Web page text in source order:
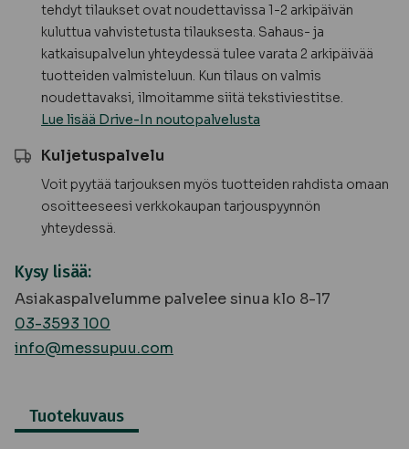
tehdyt tilaukset ovat noudettavissa 1-2 arkipäivän
kuluttua vahvistetusta tilauksesta. Sahaus- ja
katkaisupalvelun yhteydessä tulee varata 2 arkipäivää
tuotteiden valmisteluun. Kun tilaus on valmis
noudettavaksi, ilmoitamme siitä tekstiviestitse.
Lue lisää Drive-In noutopalvelusta
Kuljetuspalvelu
Voit pyytää tarjouksen myös tuotteiden rahdista omaan
osoitteeseesi verkkokaupan tarjouspyynnön
yhteydessä.
Kysy lisää:
Asiakaspalvelumme palvelee sinua klo 8-17
03-3593 100
info@messupuu.com
Tuotekuvaus